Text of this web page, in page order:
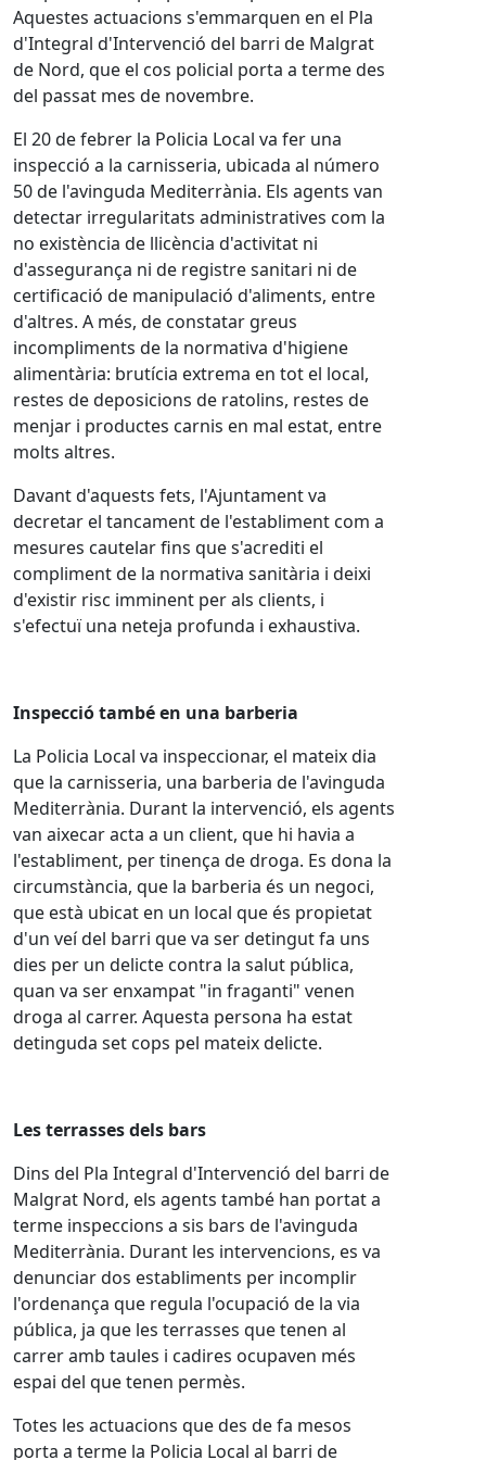
Aquestes actuacions s'emmarquen en el Pla
d'Integral d'Intervenció del barri de Malgrat
de Nord, que el cos policial porta a terme des
del passat mes de novembre.
El 20 de febrer la Policia Local va fer una
inspecció a la carnisseria, ubicada al número
50 de l'avinguda Mediterrània. Els agents van
detectar irregularitats administratives com la
no existència de llicència d'activitat ni
d'assegurança ni de registre sanitari ni de
certificació de manipulació d'aliments, entre
d'altres. A més, de constatar greus
incompliments de la normativa d'higiene
alimentària: brutícia extrema en tot el local,
restes de deposicions de ratolins, restes de
menjar i productes carnis en mal estat, entre
molts altres.
Davant d'aquests fets, l'Ajuntament va
decretar el tancament de l'establiment com a
mesures cautelar fins que s'acrediti el
compliment de la normativa sanitària i deixi
d'existir risc imminent per als clients, i
s'efectuï una neteja profunda i exhaustiva.
Inspecció també en una barberia
La Policia Local va inspeccionar, el mateix dia
que la carnisseria, una barberia de l'avinguda
Mediterrània. Durant la intervenció, els agents
van aixecar acta a un client, que hi havia a
l'establiment, per tinença de droga. Es dona la
circumstància, que la barberia és un negoci,
que està ubicat en un local que és propietat
d'un veí del barri que va ser detingut fa uns
dies per un delicte contra la salut pública,
quan va ser enxampat "in fraganti" venen
droga al carrer. Aquesta persona ha estat
detinguda set cops pel mateix delicte.
Les terrasses dels bars
Dins del Pla Integral d'Intervenció del barri de
Malgrat Nord, els agents també han portat a
terme inspeccions a sis bars de l'avinguda
Mediterrània. Durant les intervencions, es va
denunciar dos establiments per incomplir
l'ordenança que regula l'ocupació de la via
pública, ja que les terrasses que tenen al
carrer amb taules i cadires ocupaven més
espai del que tenen permès.
Totes les actuacions que des de fa mesos
porta a terme la Policia Local al barri de